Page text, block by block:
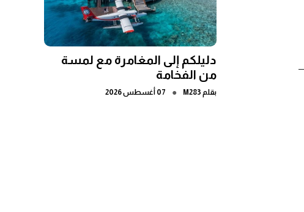
دليلكم إلى المغامرة مع لمسة
من الفخامة
بقلم M283
● 07 أغسطس 2026